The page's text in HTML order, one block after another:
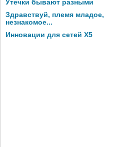
Утечки бывают разными
Здравствуй, племя младое,
незнакомое...
Инновации для сетей X5